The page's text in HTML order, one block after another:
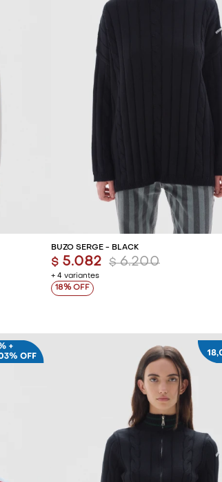
AGREGAR AL CARRITO
BUZO SERGE - BLACK
+ 4 variantes
$ 5.082 $ 6.200
18